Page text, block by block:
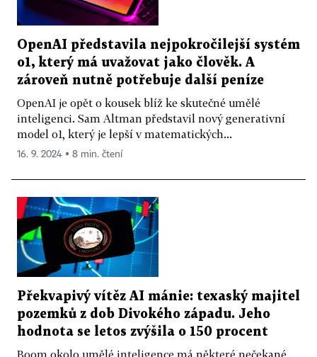
OpenAI představila nejpokročilejší systém
o1, který má uvažovat jako člověk. A
zároveň nutně potřebuje další peníze
OpenAI je opět o kousek blíž ke skutečné umělé
inteligenci. Sam Altman představil nový generativní
model o1, který je lepší v matematických...
16. 9. 2024 ▪ 8 min. čtení
Překvapivý vítěz AI mánie: texaský majitel
pozemků z dob Divokého západu. Jeho
hodnota se letos zvýšila o 150 procent
Boom okolo umělé inteligence má některé nečekané